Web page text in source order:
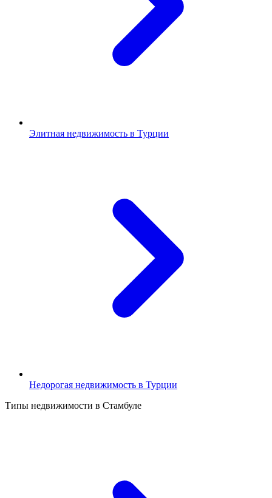
Элитная недвижимость в Турции
Недорогая недвижимость в Турции
Типы недвижимости в Стамбуле